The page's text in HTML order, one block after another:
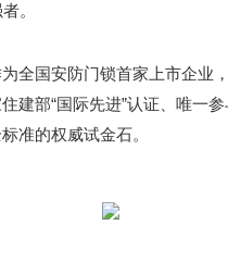
。
全国安防门锁首家上市企业
建部“国际先进”认证、唯一
准的权威试金石。